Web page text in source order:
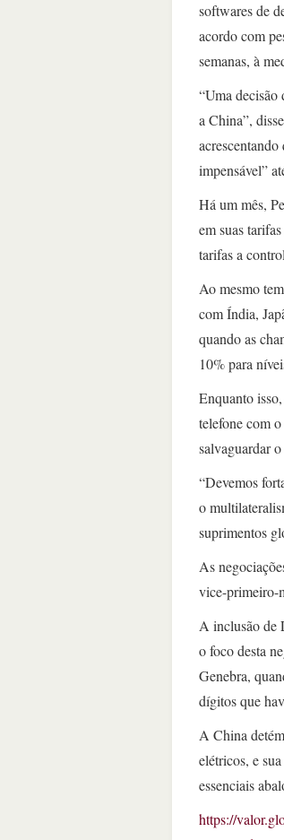
softwares de
acordo com
semanas, à
“Uma
a China”,
impensável”
Há um mês,
em suas
tarifas a
Ao mesmo
com Índia,
quando as
10% para
Enquanto
telefone com
salvaguardar
“Devemos
o
suprimentos
As
vice-primeiro-
A inclusão de
o foco desta
Genebra,
dígitos que
A China
elétricos, e
essenciais
https://